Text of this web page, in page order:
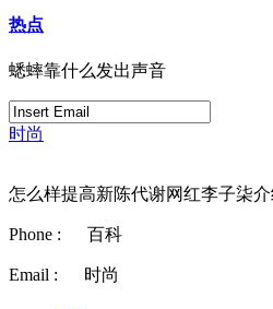
热点
蟋蟀靠什么发出声音
时尚
怎么样提高新陈代谢网红李子柒介
Phone : 百科
Email : 时尚